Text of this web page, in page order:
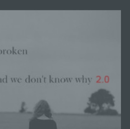
und unmissverständlich
gibt, dass sie mit der
des für die Verarbeitung
der Datenschutz-
in den Mitgliedstaaten